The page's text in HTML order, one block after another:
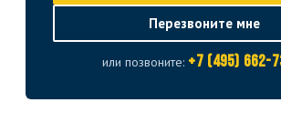
Перезвоните мне
или позвоните: +7 (495) 662-